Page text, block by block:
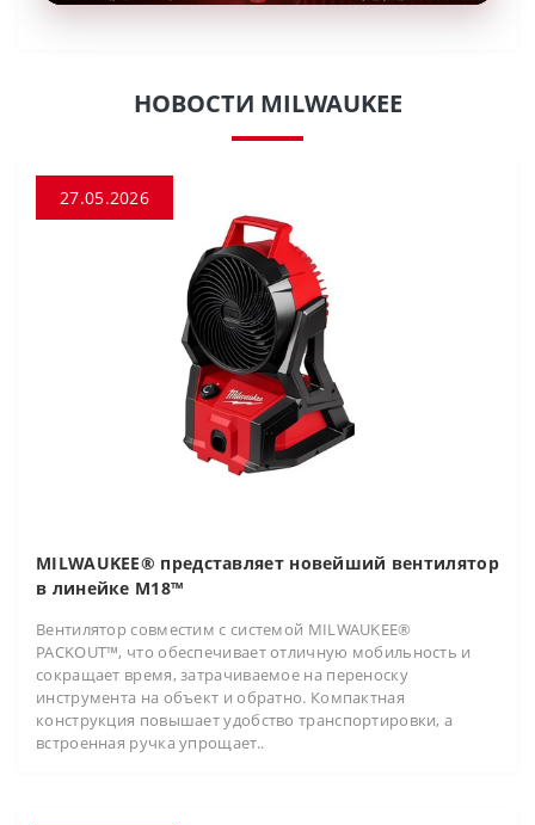
НОВОСТИ MILWAUKEE
27.05.2026
MILWAUKEE® представляет новейший вентилятор
в линейке M18™
Вентилятор совместим с системой MILWAUKEE®
PACKOUT™, что обеспечивает отличную мобильность и
сокращает время, затрачиваемое на переноску
инструмента на объект и обратно. Компактная
конструкция повышает удобство транспортировки, а
встроенная ручка упрощает..